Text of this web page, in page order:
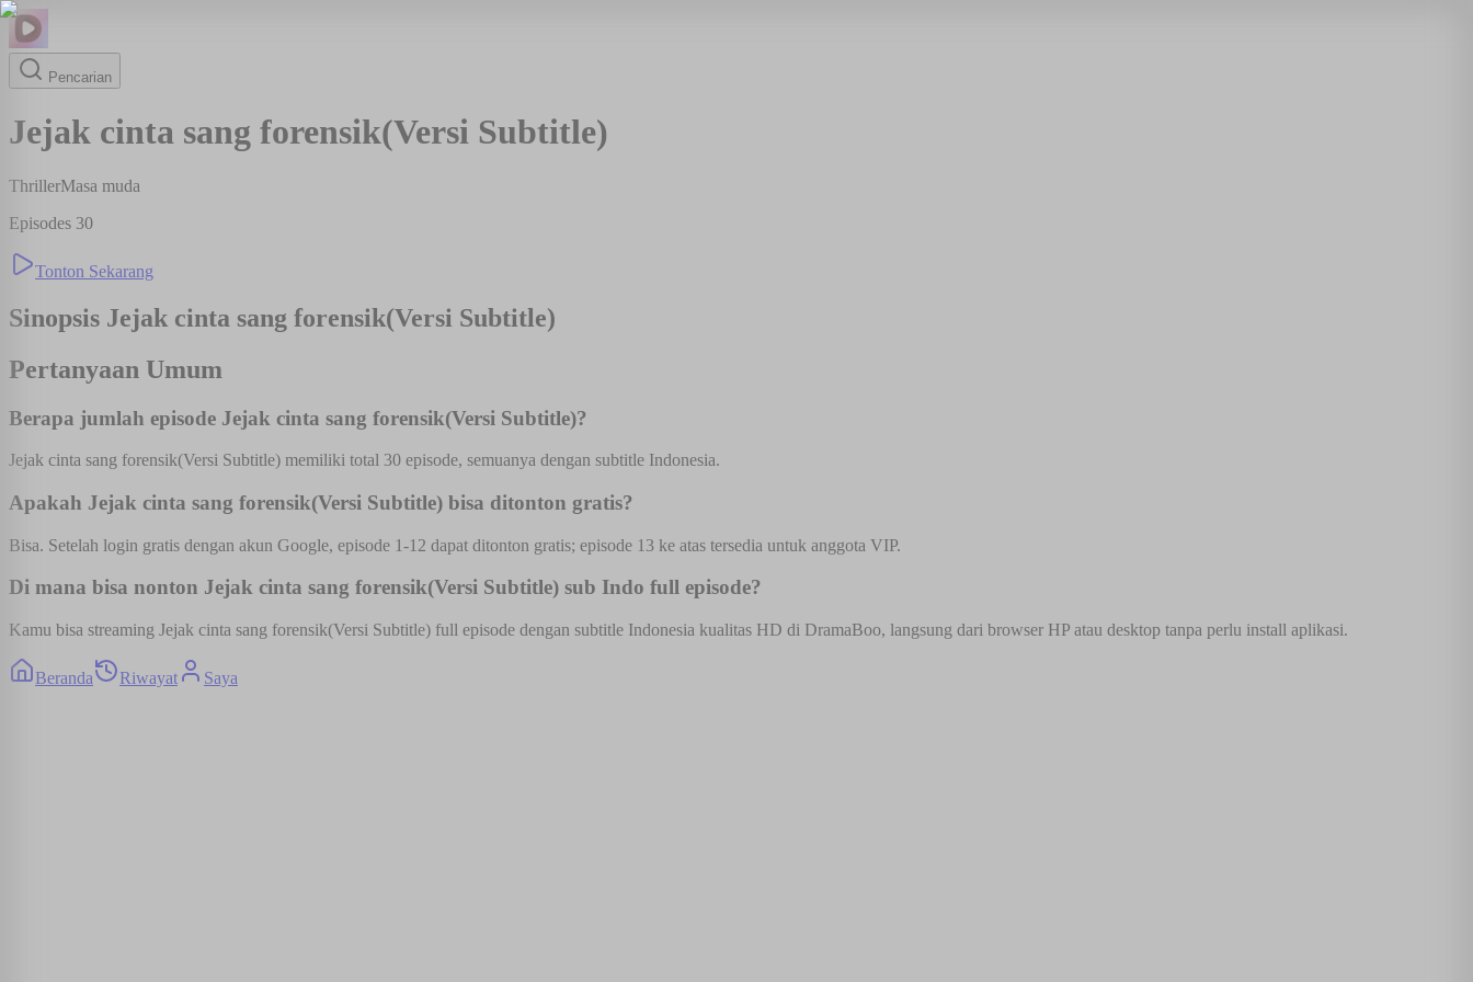
Pencarian
Jejak cinta sang forensik(Versi Subtitle)
ThrillerMasa muda
Episodes 30
Tonton Sekarang
Sinopsis Jejak cinta sang forensik(Versi Subtitle)
Pertanyaan Umum
Berapa jumlah episode Jejak cinta sang forensik(Versi Subtitle)?
Jejak cinta sang forensik(Versi Subtitle) memiliki total 30 episode, semuanya dengan subtitle Indonesia.
Apakah Jejak cinta sang forensik(Versi Subtitle) bisa ditonton gratis?
Bisa. Setelah login gratis dengan akun Google, episode 1-12 dapat ditonton gratis; episode 13 ke atas tersedia untuk anggota VIP.
Di mana bisa nonton Jejak cinta sang forensik(Versi Subtitle) sub Indo full episode?
Kamu bisa streaming Jejak cinta sang forensik(Versi Subtitle) full episode dengan subtitle Indonesia kualitas HD di DramaBoo, langsung dari browser HP atau desktop tanpa perlu install aplikasi.
Beranda Riwayat Saya